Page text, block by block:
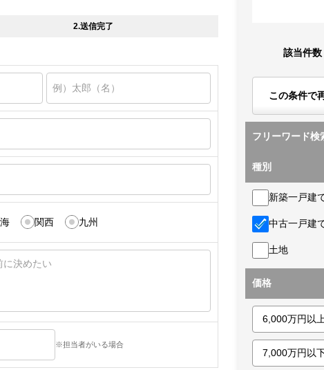
2.送信完了
関西 九州
※担当者がいる場合
該当件数
この条件で
フリーワード検
種別
新築一戸建
中古一戸建
土地
価格